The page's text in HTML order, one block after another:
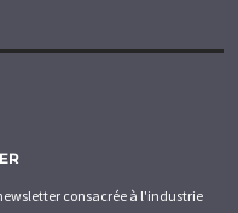
consacrée à l'industrie